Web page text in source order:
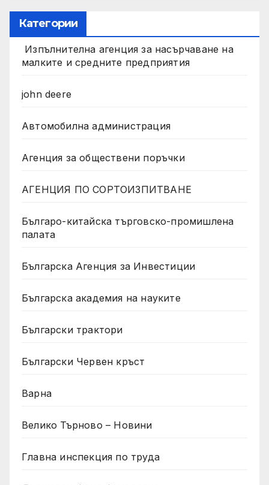
Категории
Изпълнителна агенция за насърчаване на
малките и средните предприятия
john deere
Автомобилна администрация
Агенция за обществени поръчки
АГЕНЦИЯ ПО СОРТОИЗПИТВАНЕ
Българо-китайска търговско-промишлена
палата
Българска Агенция за Инвестиции
Българска академия на науките
Български трактори
Български Червен кръст
Варна
Велико Търново – Новини
Главна инспекция по труда